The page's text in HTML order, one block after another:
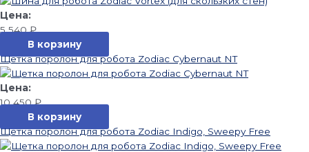
5 540₽
В корзину
Щетка поролон для робота Zodiac Cybernaut NT
10 450₽
В корзину
Щетка поролон для робота Zodiac Indigo, Sweepy Free